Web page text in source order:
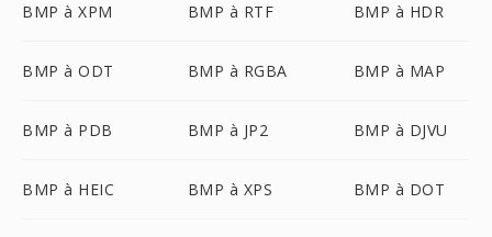
BMP à XPM BMP à RTF BMP à HDR
BMP à ODT BMP à RGBA BMP à MAP
BMP à PDB BMP à JP2 BMP à DJVU
BMP à HEIC BMP à XPS BMP à DOT